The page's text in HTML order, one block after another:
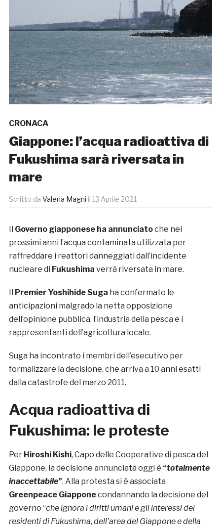
CRONACA
Giappone: l’acqua radioattiva di
Fukushima sarà riversata in
mare
Scritto da Valeria Magni il 13 Aprile 2021
Governo giapponese ha annunciatoche nei
prossimi anni l’acqua contaminata utilizzata per
raffreddare i reattori danneggiati dall’incidente
nucleare di Fukushima verrà riversata in mare.
Premier Yoshihide Suga ha confermato le
anticipazioni malgrado la netta opposizione
dell’opinione pubblica, l’industria della pesca e i
rappresentanti dell’agricoltura locale.
Suga ha incontrato i membri dell’esecutivo per
formalizzare la decisione, che arriva a 10 anni esatti
dalla catastrofe del marzo 2011.
Acqua radioattiva di
Fukushima: le proteste
Per Hiroshi Kishi, Capo delle Cooperative di pesca del
Giappone, la decisione annunciata oggi è “totalmente
inaccettabile”. Alla protesta si è associata
Greenpeace Giapponecondannando la decisione del
governo “che ignora i diritti umani e gli interessi dei
residenti di Fukushima, dell’area del Giappone e della